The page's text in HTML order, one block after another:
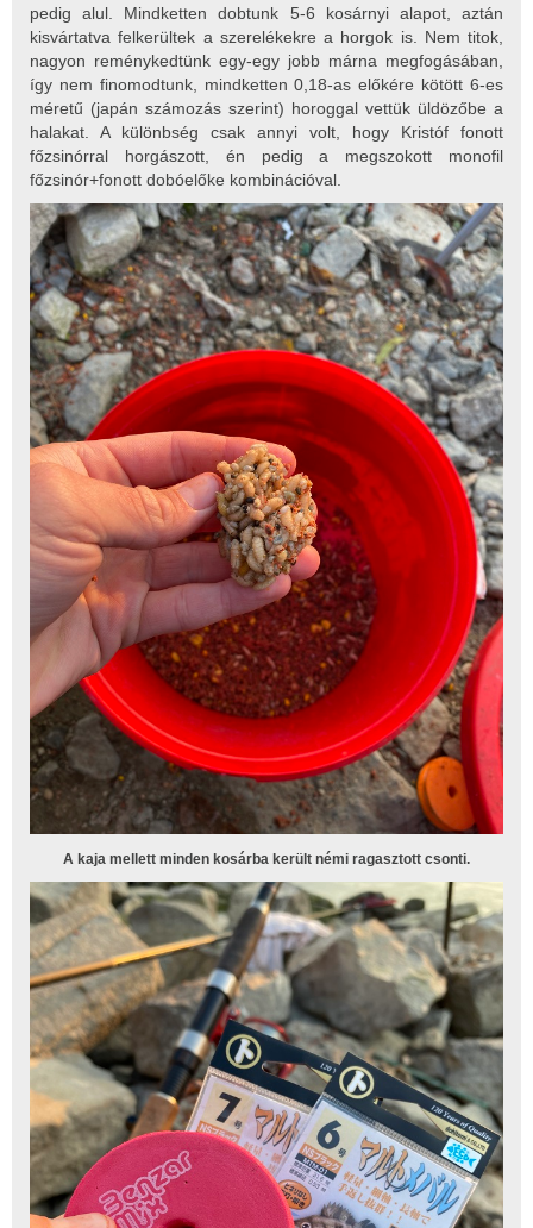
pedig alul. Mindketten dobtunk 5-6 kosárnyi alapot, aztán
kisvártatva felkerültek a szerelékekre a horgok is. Nem titok,
nagyon reménykedtünk egy-egy jobb márna megfogásában,
így nem finomodtunk, mindketten 0,18-as előkére kötött 6-es
méretű (japán számozás szerint) horoggal vettük üldözőbe a
halakat. A különbség csak annyi volt, hogy Kristóf fonott
főzsinórral horgászott, én pedig a megszokott monofil
főzsinór+fonott dobóelőke kombinációval.
A kaja mellett minden kosárba került némi ragasztott csonti.